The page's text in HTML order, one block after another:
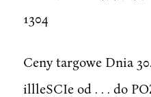
1304
Ceny targowe Dnia
illleSCIe od . . . do